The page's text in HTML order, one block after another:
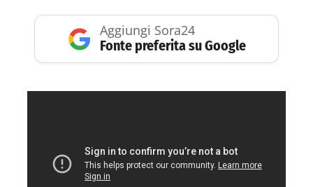
Aggiungi Sora24
Fonte preferita su Google